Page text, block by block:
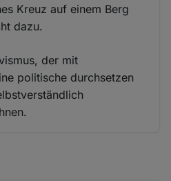
Kreuz auf einem Berg
dazu.
der mit
politische durchsetzen